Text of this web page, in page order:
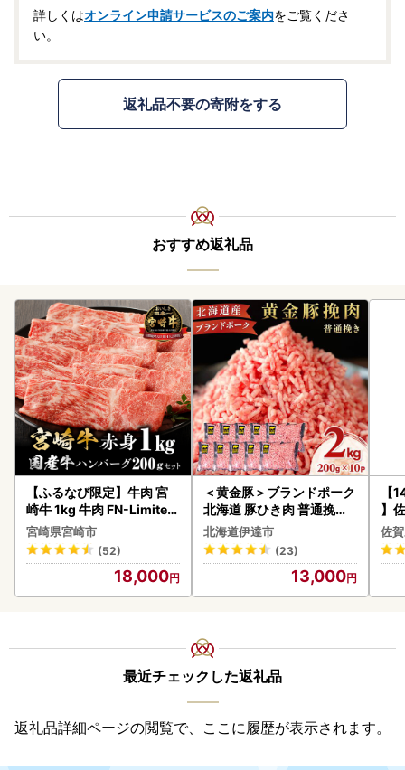
詳しくはオンライン申請サービスのご案内をご覧くださ
い。
返礼品不要の寄附をする
おすすめ返礼品
【ふるなび限定】牛肉 宮
崎牛 1kg 牛肉 FN-Limited
-VO
宮崎県宮崎市
(52)
18,000
＜黄金豚＞ブランドポーク
北海道 豚ひき肉 普通挽き
200g 10パック 計2kg
北海道伊達市
(23)
13,000
【
】
2
佐
最近チェックした返礼品
返礼品詳細ページの閲覧で、ここに履歴が表示されます。